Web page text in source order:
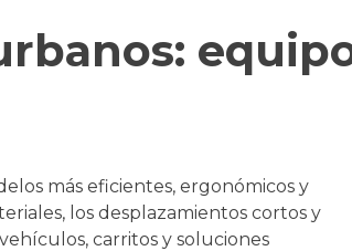
más eficientes, ergonómicos y
los desplazamientos cortos y
carritos y soluciones